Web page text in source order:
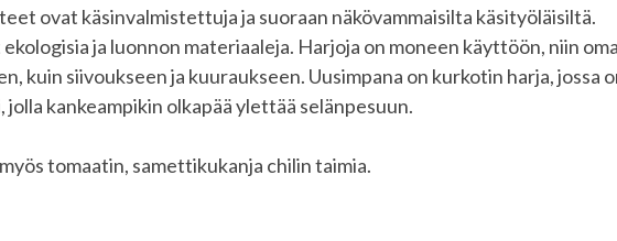
ovat käsinvalmistettuja ja suoraan näkövammaisilta käsityöläisiltä.
ja luonnon materiaaleja. Harjoja on moneen käyttöön, niin
kuin siivoukseen ja kuuraukseen. Uusimpana on kurkotin harja, jossa
jolla kankeampikin olkapää ylettää selänpesuun.
tomaatin, samettikukanja chilin taimia.